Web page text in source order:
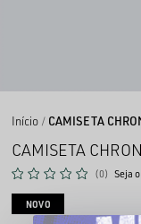
Início CAMISETA
CAMISETA
(0) Seja
NOVO